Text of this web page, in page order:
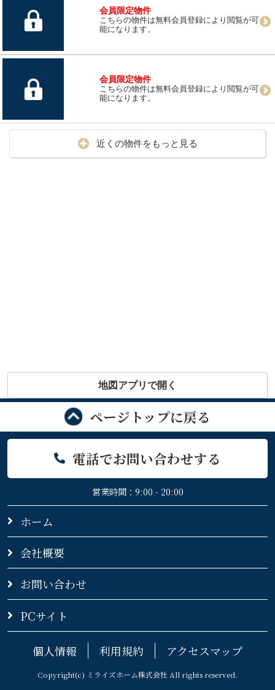
会員限定物件
こちらの物件は無料会員登録により閲覧が可
能になります。
会員限定物件
こちらの物件は無料会員登録により閲覧が可
能になります。
近くの物件をもっと見る
地図アプリで開く
ページトップに戻る
電話でお問い合わせする
営業時間：9:00 - 20:00
ホーム
会社概要
お問い合わせ
PCサイト
個人情報 利用規約 アクセスマップ
Copyright(c) ミライズホーム株式会社 All rights reserved.